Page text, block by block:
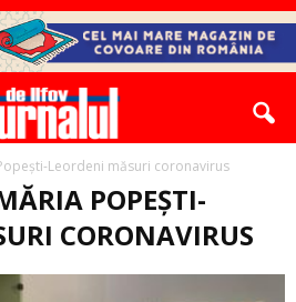
Leordeni măsuri coronavirus
POPEȘTI-
CORONAVIRUS